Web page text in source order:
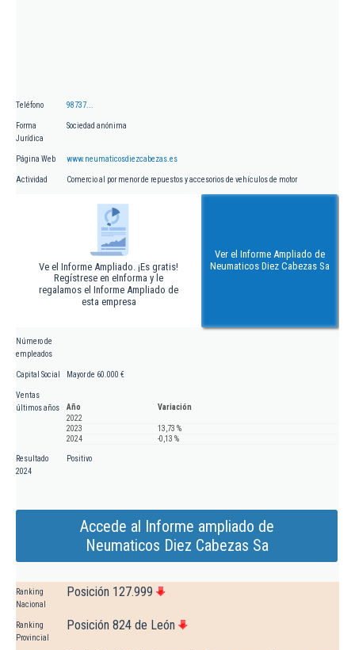
Teléfono 98737...
Forma
Jurídica
Sociedad anónima
Página Web www.neumaticosdiezcabezas.es
Actividad Comercio al por menor de repuestos y accesorios de vehículos de motor
Ve el Informe Ampliado. ¡Es gratis!
Regístrese en eInforma y le
regalamos el Informe Ampliado de
esta empresa
Ver el Informe Ampliado de
Neumaticos Diez Cabezas Sa
Número de
empleados
Capital Social Mayor de 60.000 €
Ventas
últimos años
Año
Variación
2022
2023
13,73 %
2024
-0,13 %
Resultado
2024
Positivo
Accede al Informe ampliado de
Neumaticos Diez Cabezas Sa
Ranking
Nacional
Posición 127.999
Ranking
Provincial
Posición 824 de León